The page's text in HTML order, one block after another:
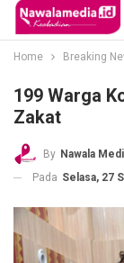
Home Breaking
199 Warga
Zakat
By Nawala
Pada Selasa, 27